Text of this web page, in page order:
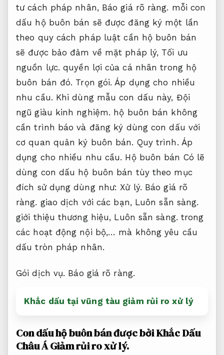
tư cách pháp nhân, Báo giá rõ ràng. mỗi con
dấu hộ buôn bán sẽ được đăng ký một lần
theo quy cách pháp luật cần hộ buôn bán
sẽ được bảo đảm về mặt pháp lý, Tối ưu
nguồn lực. quyền lợi của cá nhân trong hộ
buôn bán đó. Trọn gói. Áp dụng cho nhiều
nhu cầu. Khi dùng mẫu con dấu này, Đội
ngũ giàu kinh nghiệm. hộ buôn bán không
cần trình báo và đăng ký dùng con dấu với
cơ quan quản ký buôn bán. Quy trình. Áp
dụng cho nhiều nhu cầu. Hộ buôn bán Có lẽ
dùng con dấu hộ buôn bán tùy theo mục
đích sử dụng dùng như: Xử lý. Báo giá rõ
ràng. giao dịch với các bạn, Luôn sẵn sàng.
giới thiệu thương hiệu, Luôn sẵn sàng. trong
các hoạt động nội bộ,… mà không yêu cầu
dấu tròn pháp nhân.
Gói dịch vụ. Báo giá rõ ràng.
Khắc dấu tại vũng tàu giảm rủi ro xử lý
Con dấu hộ buôn bán được bởi Khắc Dấu
Châu ÁGiảm rủi ro xử lý.